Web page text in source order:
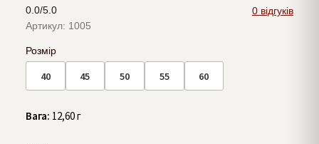
0.0/5.0
0 відгуків
Артикул: 1005
Розмір
40 45 50 55 60
Вага: 12,60 г